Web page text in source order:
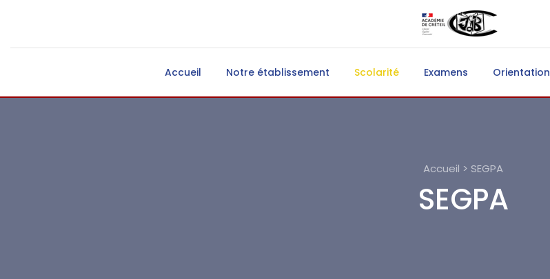
Accueil Notre établissement Scolarité Examens Orientation
Accueil > SEGPA
SEGPA